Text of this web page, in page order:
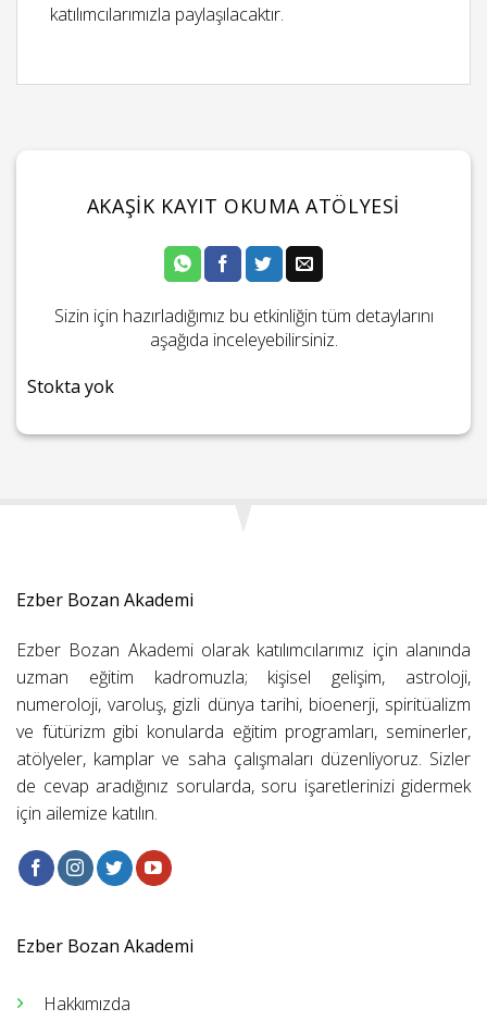
katılımcılarımızla paylaşılacaktır.
AKAŞIK KAYIT OKUMA ATÖLYESI
Sizin için hazırladığımız bu etkinliğin tüm detaylarını
aşağıda inceleyebilirsiniz.
Stokta yok
Ezber Bozan Akademi
Ezber Bozan Akademi olarak katılımcılarımız için alanında
uzman eğitim kadromuzla; kişisel gelişim, astroloji,
numeroloji, varoluş, gizli dünya tarihi, bioenerji, spiritüalizm
ve fütürizm gibi konularda eğitim programları, seminerler,
atölyeler, kamplar ve saha çalışmaları düzenliyoruz. Sizler
de cevap aradığınız sorularda, soru işaretlerinizi gidermek
için ailemize katılın.
Ezber Bozan Akademi
Hakkımızda